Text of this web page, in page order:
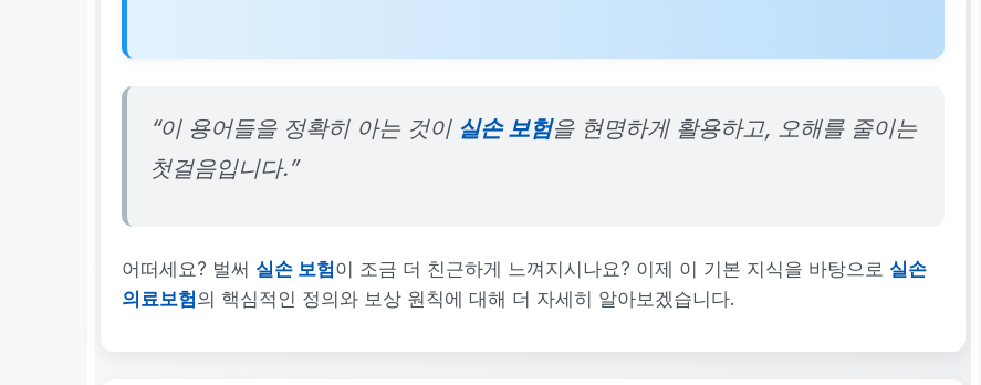
“이 용어들을 정확히 아는 것이 실손 보험을 현명하게 활용하고, 오해를 줄이는
첫걸음입니다.”
어떠세요? 벌써 실손 보험이 조금 더 친근하게 느껴지시나요? 이제 이 기본 지식을 바탕으로 실손
의료보험의 핵심적인 정의와 보상 원칙에 대해 더 자세히 알아보겠습니다.